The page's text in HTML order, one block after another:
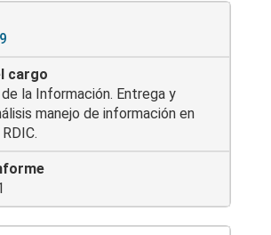
la Información. Entrega y
manejo de información en